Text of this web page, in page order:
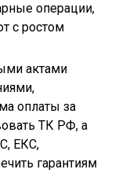
операции,
с ростом
актами
оплаты за
ТК РФ, а
ЕКС,
гарантиям